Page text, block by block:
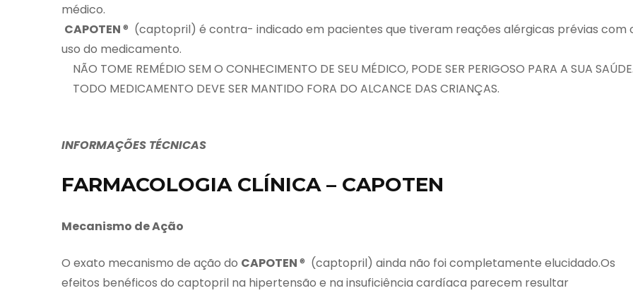
médico.
CAPOTEN® (captopril) é contra- indicado em pacientes que tiveram reações alérgicas prévias com
uso do medicamento.
NÃO TOME REMÉDIO SEM O CONHECIMENTO DE SEU MÉDICO, PODE SER PERIGOSO PARA A SUA SAÚDE.
TODO MEDICAMENTO DEVE SER MANTIDO FORA DO ALCANCE DAS CRIANÇAS.
INFORMAÇÕES TÉCNICAS
FARMACOLOGIA CLÍNICA – CAPOTEN
Mecanismo de Ação
O exato mecanismo de ação do CAPOTEN® (captopril) ainda não foi completamente elucidado.Os
efeitos benéficos do captopril na hipertensão e na insuficiência cardíaca parecem resultar